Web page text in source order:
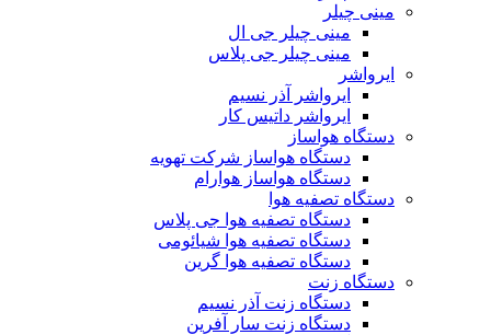
مینی چیلر
مینی چیلر جی ال
مینی چیلر جی پلاس
ایرواشر
ایرواشر آذر نسیم
ایرواشر داتیس کار
دستگاه هواساز
دستگاه هواساز شرکت تهویه
دستگاه هواساز هوارام
دستگاه تصفیه هوا
دستگاه تصفیه هوا جی پلاس
دستگاه تصفیه هوا شیائومی
دستگاه تصفیه هوا گرین
دستگاه زنت
دستگاه زنت آذر نسیم
دستگاه زنت سار آفرین